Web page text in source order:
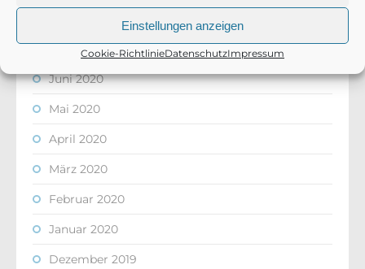
Einstellungen anzeigen
Cookie-RichtlinieDatenschutzImpressum
Juli 2020
Juni 2020
Mai 2020
April 2020
März 2020
Februar 2020
Januar 2020
Dezember 2019